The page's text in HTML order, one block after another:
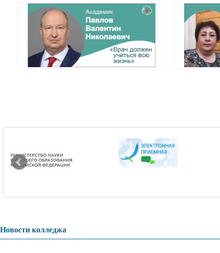
Новости колледжа